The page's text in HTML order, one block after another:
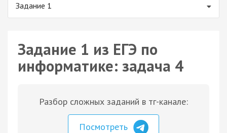
Задание 1
Задание 1 из ЕГЭ по
информатике: задача 4
Разбор сложных заданий в тг-канале:
Посмотреть